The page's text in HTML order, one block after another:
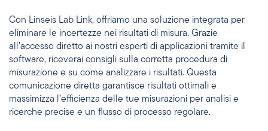
Con Linseis Lab Link, offriamo una soluzione integrata per
eliminare le incertezze nei risultati di misura. Grazie
all’accesso diretto ai nostri esperti di applicazioni tramite il
software, riceverai consigli sulla corretta procedura di
misurazione e su come analizzare i risultati. Questa
comunicazione diretta garantisce risultati ottimali e
massimizza l’efficienza delle tue misurazioni per analisi e
ricerche precise e un flusso di processo regolare.